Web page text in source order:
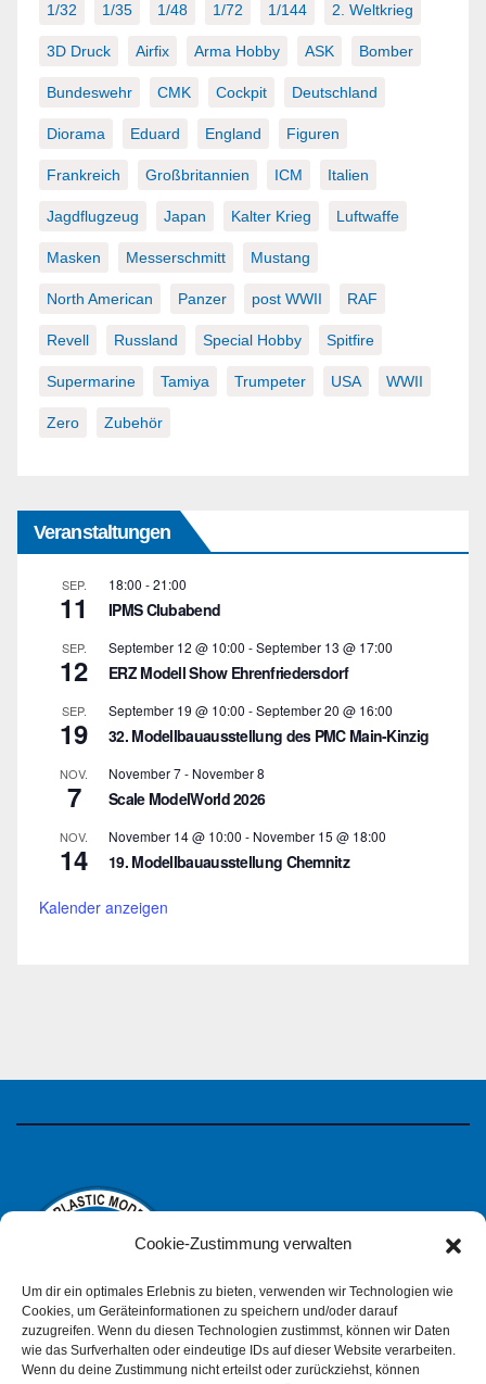
Cookie-Zustimmung verwalten
Um dir ein optimales Erlebnis zu bieten, verwenden wir Technologien wie
Cookies, um Geräteinformationen zu speichern und/oder darauf
zuzugreifen. Wenn du diesen Technologien zustimmst, können wir Daten
wie das Surfverhalten oder eindeutige IDs auf dieser Website verarbeiten.
Wenn du deine Zustimmung nicht erteilst oder zurückziehst, können
1/32 1/35 1/48 1/72 1/144 2. Weltkrieg
3D Druck Airfix Arma Hobby ASK Bomber
Bundeswehr CMK Cockpit Deutschland
Diorama Eduard England Figuren
Frankreich Großbritannien ICM Italien
Jagdflugzeug Japan Kalter Krieg Luftwaffe
Masken Messerschmitt Mustang
North American Panzer post WWII RAF
Revell Russland Special Hobby Spitfire
Supermarine Tamiya Trumpeter USA WWII
Zero Zubehör
Veranstaltungen
SEP.
11
18:00 -21:00
IPMS Clubabend
SEP.
12
September 12 @ 10:00 -September 13 @ 17:00
ERZ Modell Show Ehrenfriedersdorf
SEP.
19
September 19 @ 10:00 -September 20 @ 16:00
32. Modellbauausstellung des PMC Main-Kinzig
NOV.
7
November 7- November 8
Scale ModelWorld 2026
NOV.
14
November 14 @ 10:00 - November 15 @ 18:00
19. Modellbauausstellung Chemnitz
Kalender anzeigen